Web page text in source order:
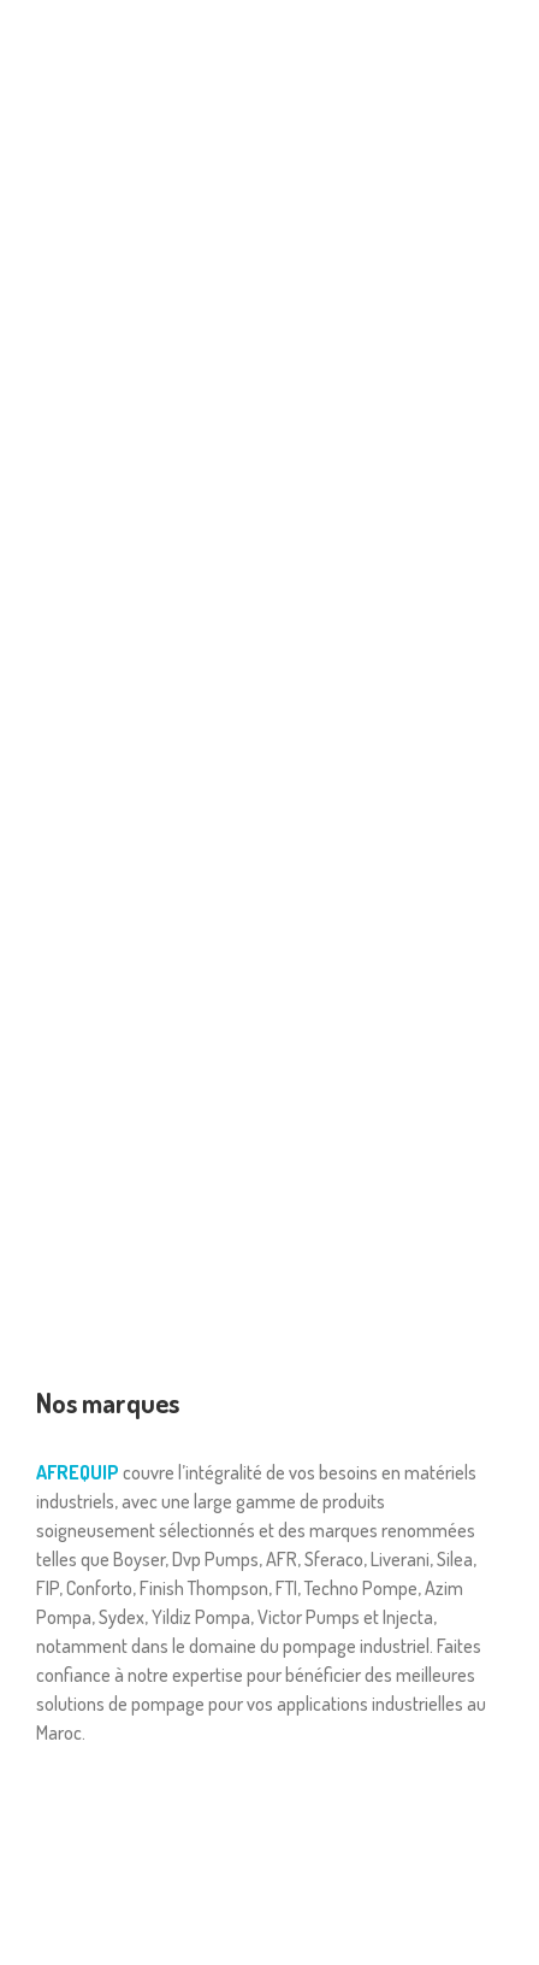
Nos marques
AFREQUIP couvre l’intégralité de vos besoins en matériels
industriels, avec une large gamme de produits
soigneusement sélectionnés et des marques renommées
telles que Boyser, Dvp Pumps, AFR, Sferaco, Liverani, Silea,
FIP, Conforto, Finish Thompson, FTI, Techno Pompe, Azim
Pompa, Sydex, Yildiz Pompa, Victor Pumps et Injecta,
notamment dans le domaine du pompage industriel. Faites
confiance à notre expertise pour bénéficier des meilleures
solutions de pompage pour vos applications industrielles au
Maroc.